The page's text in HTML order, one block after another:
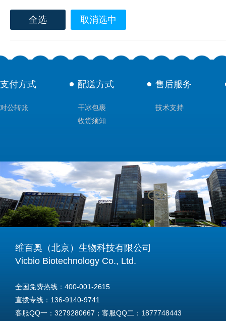
全选 取消选中
支付方式
对公转账
配送方式
干冰包裹
收货须知
售后服务
技术支持
维百奥（北京）生物科技有限公司
Vicbio Biotechnology Co., Ltd.
全国免费热线：400-001-2615
直拨专线：136-9140-9741
客服QQ一：3279280667；客服QQ二：1877748443